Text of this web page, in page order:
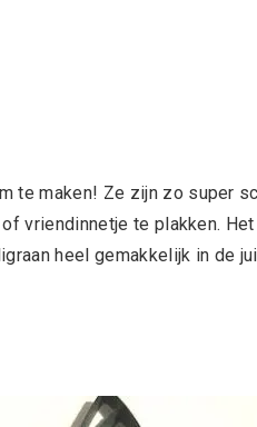
te maken! Ze zijn zo super
vriendinnetje te plakken.
heel gemakkelijk in de